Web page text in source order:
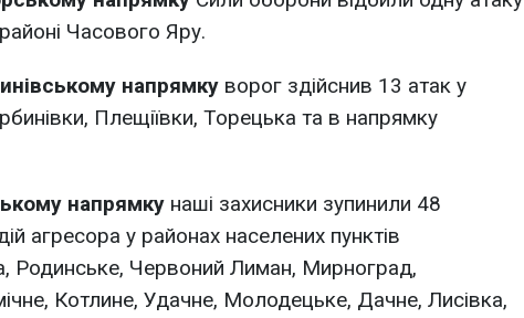
Часового Яру.
напрямку ворог здійснив 13 атак у
Плещіївки, Торецька та в напрямку
напрямку наші захисники зупинили 48
агресора у районах населених пунктів
Родинське, Червоний Лиман, Мирноград,
Котлине, Удачне, Молодецьке, Дачне, Лисівка,